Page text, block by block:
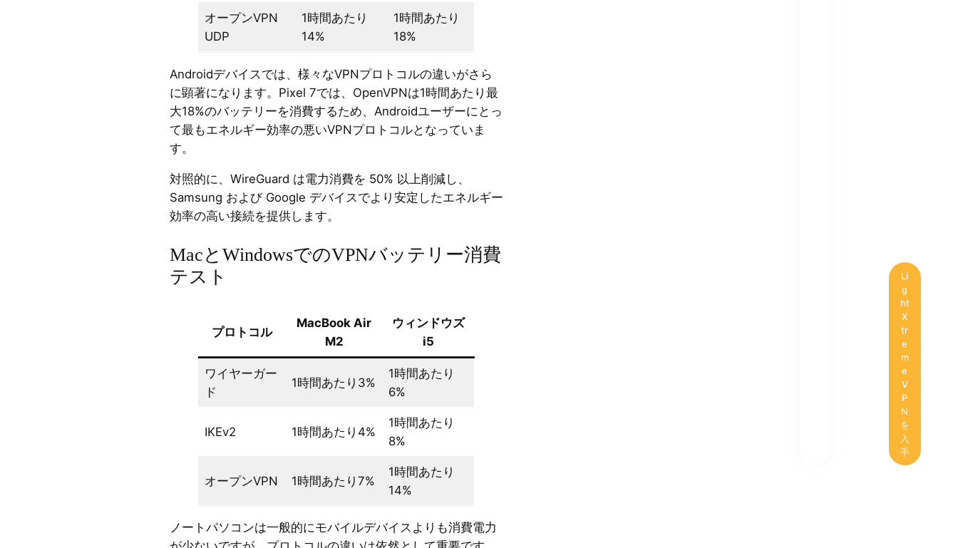
オープンVPN
UDP
1時間あたり
14%
1時間あたり
18%
Androidデバイスでは、様々なVPNプロトコルの違いがさら
に顕著になります。Pixel 7では、OpenVPNは1時間あたり最
大18%のバッテリーを消費するため、Androidユーザーにとっ
て最もエネルギー効率の悪いVPNプロトコルとなっていま
す。
対照的に、WireGuard は電力消費を 50% 以上削減し、
Samsung および Google デバイスでより安定したエネルギー
効率の高い接続を提供します。
MacとWindowsでのVPNバッテリー消費
テスト
プロトコル
MacBook Air
M2
ウィンドウズ
i5
ワイヤーガー
ド
1時間あたり3%
1時間あたり
6%
IKEv2 1時間あたり4%
1時間あたり
8%
オープンVPN 1時間あたり7%
1時間あたり
14%
ノートパソコンは一般的にモバイルデバイスよりも消費電力
Li
g
ht
X
tr
e
m
e
V
P
N
を
入
手